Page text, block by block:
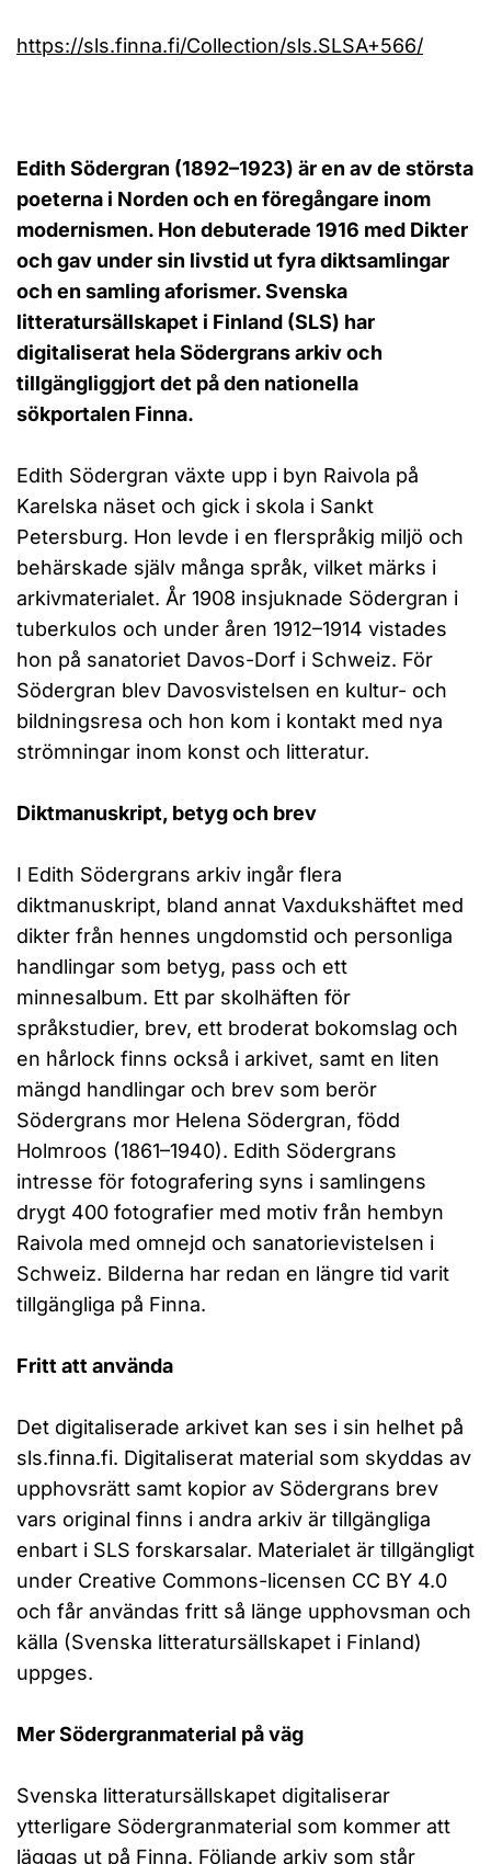
https://sls.finna.fi/Collection/sls.SLSA+566/
Edith Södergran (1892–1923) är en av de största
poeterna i Norden och en föregångare inom
modernismen. Hon debuterade 1916 med Dikter
och gav under sin livstid ut fyra diktsamlingar
och en samling aforismer. Svenska
litteratursällskapet i Finland (SLS) har
digitaliserat hela Södergrans arkiv och
tillgängliggjort det på den nationella
sökportalen Finna.
Edith Södergran växte upp i byn Raivola på
Karelska näset och gick i skola i Sankt
Petersburg. Hon levde i en flerspråkig miljö och
behärskade själv många språk, vilket märks i
arkivmaterialet. År 1908 insjuknade Södergran i
tuberkulos och under åren 1912–1914 vistades
hon på sanatoriet Davos-Dorf i Schweiz. För
Södergran blev Davosvistelsen en kultur- och
bildningsresa och hon kom i kontakt med nya
strömningar inom konst och litteratur.
Diktmanuskript, betyg och brev
I Edith Södergrans arkiv ingår flera
diktmanuskript, bland annat Vaxdukshäftet med
dikter från hennes ungdomstid och personliga
handlingar som betyg, pass och ett
minnesalbum. Ett par skolhäften för
språkstudier, brev, ett broderat bokomslag och
en hårlock finns också i arkivet, samt en liten
mängd handlingar och brev som berör
Södergrans mor Helena Södergran, född
Holmroos (1861–1940). Edith Södergrans
intresse för fotografering syns i samlingens
drygt 400 fotografier med motiv från hembyn
Raivola med omnejd och sanatorievistelsen i
Schweiz. Bilderna har redan en längre tid varit
tillgängliga på Finna.
Fritt att använda
Det digitaliserade arkivet kan ses i sin helhet på
sls.finna.fi. Digitaliserat material som skyddas av
upphovsrätt samt kopior av Södergrans brev
vars original finns i andra arkiv är tillgängliga
enbart i SLS forskarsalar. Materialet är tillgängligt
under Creative Commons-licensen CC BY 4.0
och får användas fritt så länge upphovsman och
källa (Svenska litteratursällskapet i Finland)
uppges.
Mer Södergranmaterial på väg
Svenska litteratursällskapet digitaliserar
ytterligare Södergranmaterial som kommer att
läggas ut på Finna. Följande arkiv som står